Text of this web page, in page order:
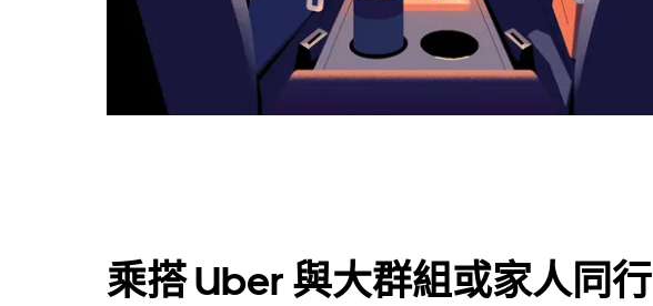
乘搭 Uber 與大群組或家人同行